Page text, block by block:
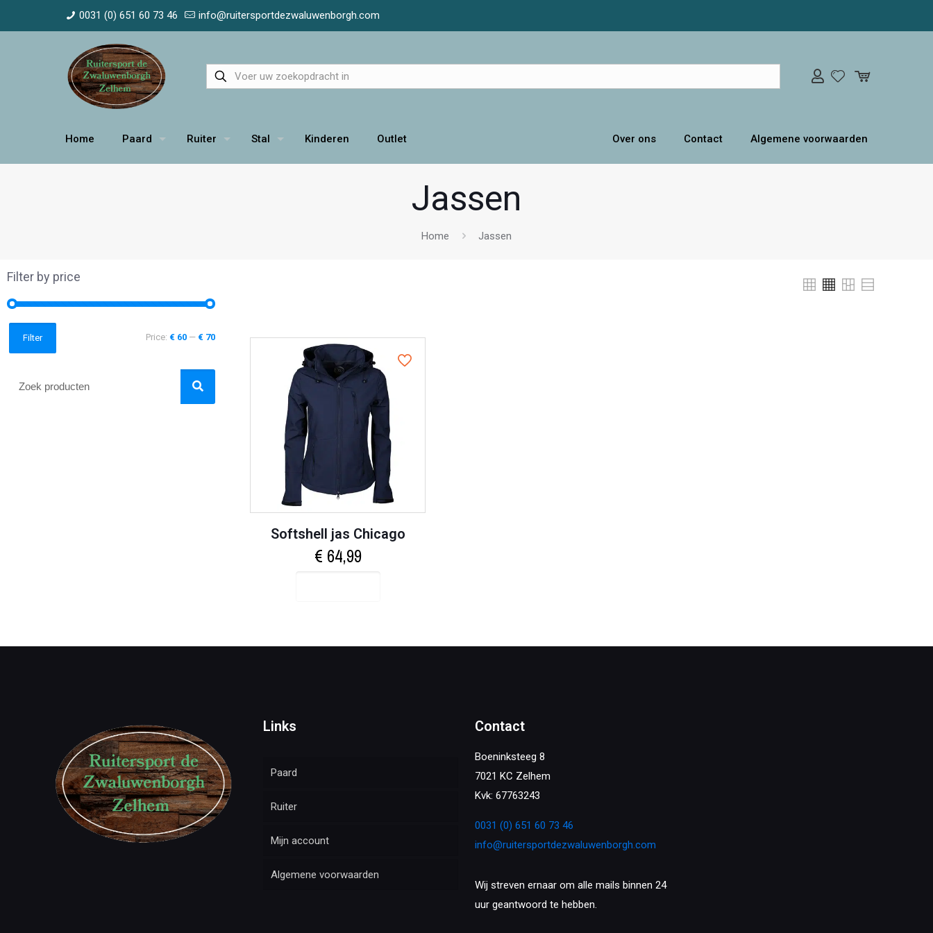
0031 (0) 651 60 73 46 info@ruitersportdezwaluwenborgh.com
Home Paard Ruiter Stal Kinderen Outlet Over ons Contact Algemene voorwaarden
Jassen
Home Jassen
Filter by price
Filter Price: € 60 — € 70
Softshell jas Chicago
€ 64,99
Links
Paard
Ruiter
Mijn account
Algemene voorwaarden
Contact
Boeninksteeg 8
7021 KC Zelhem
Kvk: 67763243
0031 (0) 651 60 73 46
info@ruitersportdezwaluwenborgh.com
Wij streven ernaar om alle mails binnen 24
uur geantwoord te hebben.